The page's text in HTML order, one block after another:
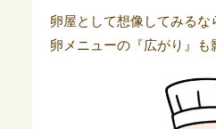
卵屋として想像してみるな
卵メニューの『広がり』も